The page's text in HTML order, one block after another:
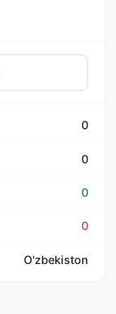
0
0
0
0
O'zbekiston